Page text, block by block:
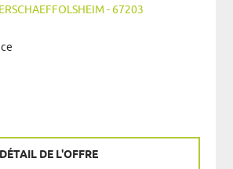
- 67203
DE L'OFFRE